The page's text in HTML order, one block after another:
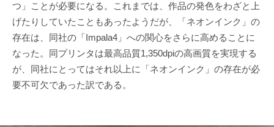
つ」ことが必要になる。これまでは、作品の発色をわざと上
げたりしていたこともあったようだが、「ネオンインク」の
存在は、同社の「Impala4」への関心をさらに高めることに
なった。同プリンタは最高品質1,350dpiの高画質を実現する
が、同社にとってはそれ以上に「ネオンインク」の存在が必
要不可欠であった訳である。